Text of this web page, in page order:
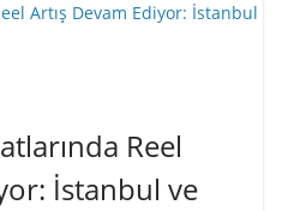
Reel
İstanbul ve